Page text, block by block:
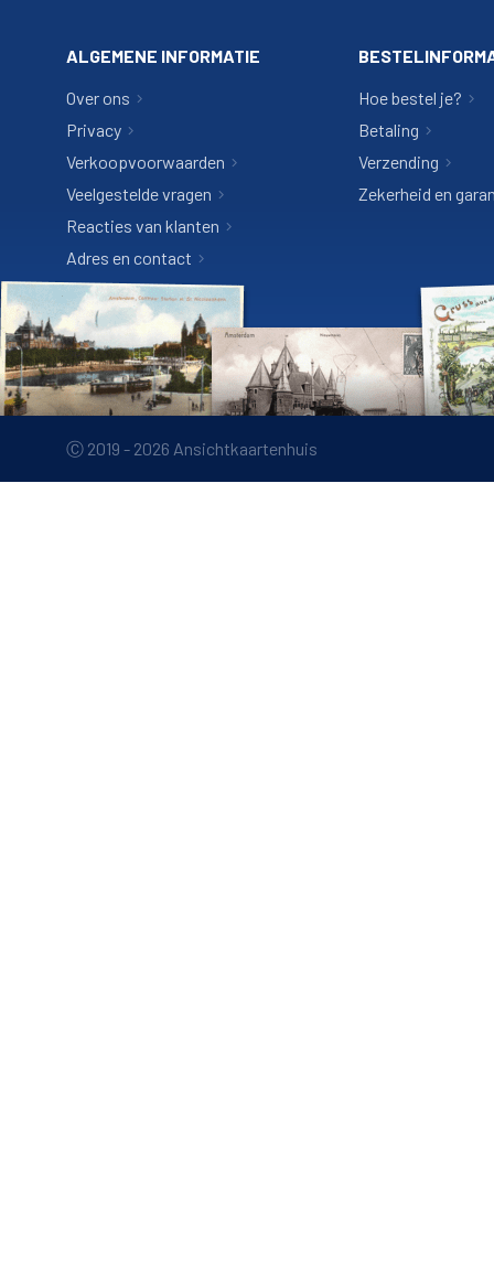
ALGEMENE INFORMATIE
Over ons
Privacy
Verkoopvoorwaarden
Veelgestelde vragen
Reacties van klanten
Adres en contact
Hoe bestel je?
Betaling
Verzending
Zekerheid en
Ⓒ 2019 - 2026 Ansichtkaartenhuis